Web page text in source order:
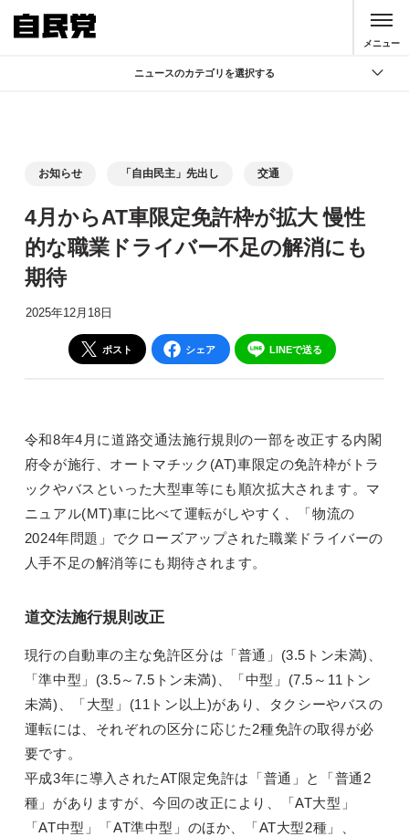
メニュー
ニュースのカテゴリを選択する
記者会見
お知らせ 「自由民主」先出し 交通
4月からAT車限定免許枠が拡大 慢性
的な職業ドライバー不足の解消にも
期待
2025年12月18日
ポスト シェア LINEで送る
令和8年4月に道路交通法施行規則の一部を改正する内閣
府令が施行、オートマチック(AT)車限定の免許枠がトラ
ックやバスといった大型車等にも順次拡大されます。マ
ニュアル(MT)車に比べて運転がしやすく、「物流の
2024年問題」でクローズアップされた職業ドライバーの
人手不足の解消等にも期待されます。
道交法施行規則改正
現行の自動車の主な免許区分は「普通」(3.5トン未満)、
「準中型」(3.5～7.5トン未満)、「中型」(7.5～11トン
未満)、「大型」(11トン以上)があり、タクシーやバスの
運転には、それぞれの区分に応じた2種免許の取得が必
要です。
平成3年に導入されたAT限定免許は「普通」と「普通2
種」がありますが、今回の改正により、「AT大型」
「AT中型」「AT準中型」のほか、「AT大型2種」、